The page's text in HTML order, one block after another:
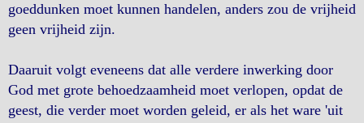
goeddunken moet kunnen handelen, anders zou de vrijheid
geen vrijheid zijn.
Daaruit volgt eveneens dat alle verdere inwerking door
God met grote behoedzaamheid moet verlopen, opdat de
geest, die verder moet worden geleid, er als het ware 'uit